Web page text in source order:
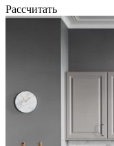
Рассчитать